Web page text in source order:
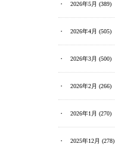
2026年5月 (389)
2026年4月 (505)
2026年3月 (500)
2026年2月 (266)
2026年1月 (270)
2025年12月 (278)